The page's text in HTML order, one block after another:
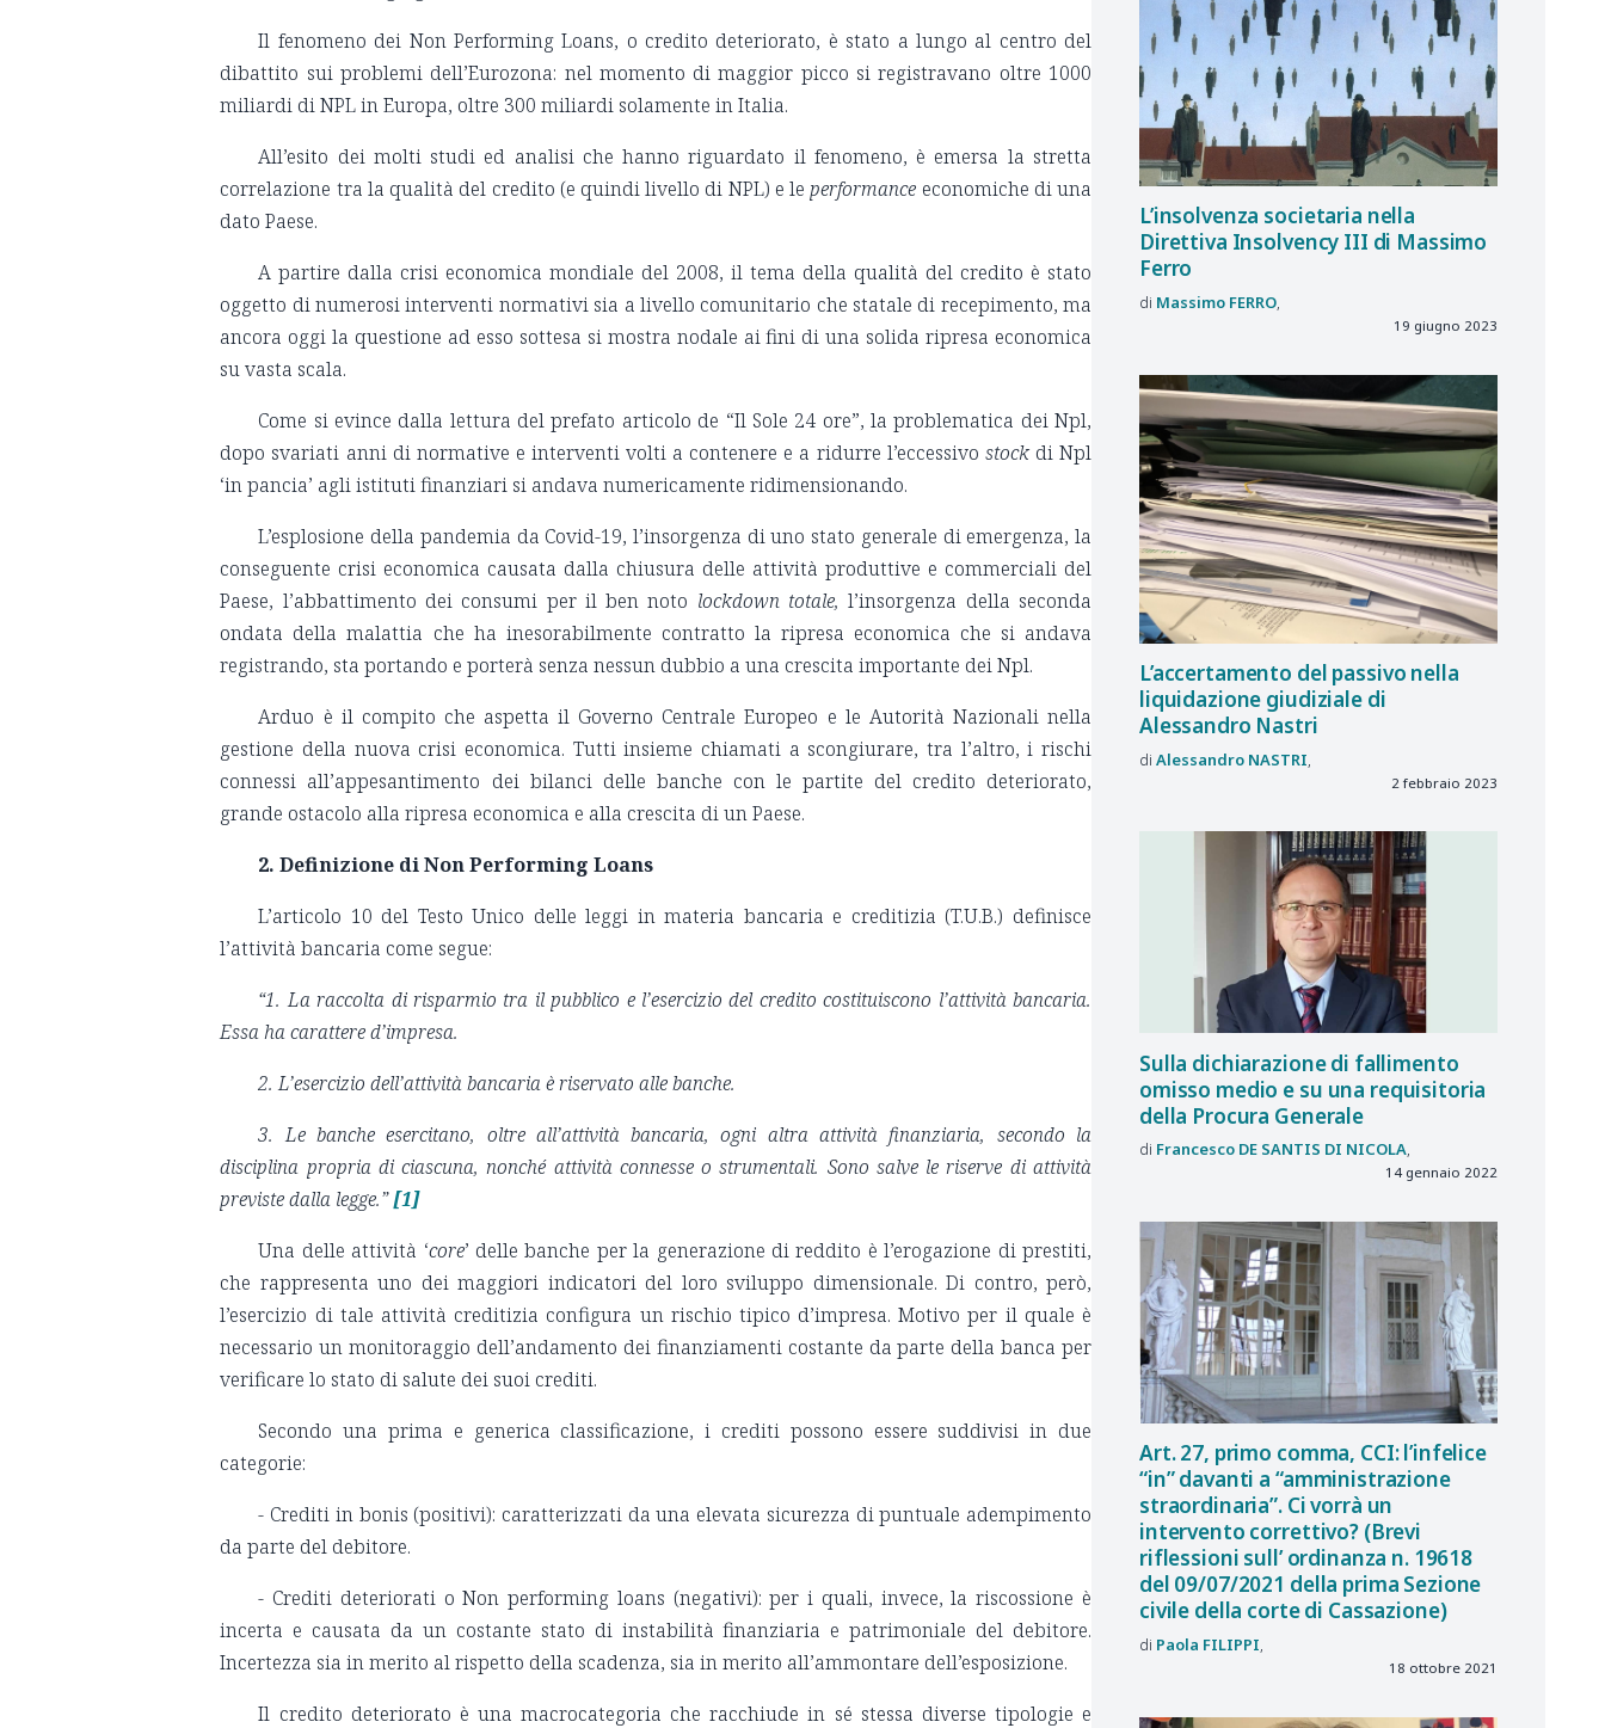
Il fenomeno dei Non Performing Loans, o credito deteriorato, è stato a lungo al centro del
dibattito sui problemi dell’Eurozona: nel momento di maggior picco si registravano oltre 1000
miliardi di NPL in Europa, oltre 300 miliardi solamente in Italia.
All’esito dei molti studi ed analisi che hanno riguardato il fenomeno, è emersa la stretta
correlazione tra la qualità del credito (e quindi livello di NPL) e leperformance economiche di una
dato Paese.
A partire dalla crisi economica mondiale del 2008, il tema della qualità del credito è stato
oggetto di numerosi interventi normativi sia a livello comunitario che statale di recepimento, ma
ancora oggi la questione ad esso sottesa si mostra nodale ai fini di una solida ripresa economica
su vasta scala.
Come si evince dalla lettura del prefato articolo de “Il Sole 24 ore”, la problematica dei Npl,
dopo svariati anni di normative e interventi volti a contenere e a ridurre l’eccessivo stock di Npl
‘in pancia’ agli istituti finanziari si andava numericamente ridimensionando.
L’esplosione della pandemia da Covid-19, l’insorgenza di uno stato generale di emergenza, la
conseguente crisi economica causata dalla chiusura delle attività produttive e commerciali del
Paese, l’abbattimento dei consumi per il ben noto lockdown totale,l’insorgenza della seconda
ondata della malattia che ha inesorabilmente contratto la ripresa economica che si andava
registrando, sta portando e porterà senza nessun dubbio a una crescita importante dei Npl.
Arduo è il compito che aspetta il Governo Centrale Europeo e le Autorità Nazionali nella
gestione della nuova crisi economica. Tutti insieme chiamati a scongiurare, tra l’altro, i rischi
connessi all’appesantimento dei bilanci delle banche con le partite del credito deteriorato,
grande ostacolo alla ripresa economica e alla crescita di un Paese.
2. Definizione di Non Performing Loans
L’articolo 10 del Testo Unico delle leggi in materia bancaria e creditizia (T.U.B.) definisce
l’attività bancaria come segue:
“1. La raccolta di risparmio tra il pubblico e l’esercizio del credito costituiscono l’attività bancaria.
Essa ha carattere d’impresa.
2. L’esercizio dell’attività bancaria è riservato alle banche.
3. Le banche esercitano, oltre all’attività bancaria, ogni altra attività finanziaria, secondo la
disciplina propria di ciascuna, nonché attività connesse o strumentali. Sono salve le riserve di attività
previste dalla legge.”[1]
Una delle attività ‘core’ delle banche per la generazione di reddito è l’erogazione di prestiti,
che rappresenta uno dei maggiori indicatori del loro sviluppo dimensionale. Di contro, però,
l’esercizio di tale attività creditizia configura un rischio tipico d’impresa. Motivo per il quale è
necessario un monitoraggio dell’andamento dei finanziamenti costante da parte della banca per
verificare lo stato di salute dei suoi crediti.
Secondo una prima e generica classificazione, i crediti possono essere suddivisi in due
categorie:
- Crediti in bonis (positivi): caratterizzati da una elevata sicurezza di puntuale adempimento
da parte del debitore.
- Crediti deteriorati o Non performing loans (negativi): per i quali, invece, la riscossione è
incerta e causata da un costante stato di instabilità finanziaria e patrimoniale del debitore.
Incertezza sia in merito al rispetto della scadenza, sia in merito all’ammontare dell’esposizione.
Il credito deteriorato è una macrocategoria che racchiude in sé stessa diverse tipologie e
L’insolvenza societaria nella
Direttiva Insolvency III di Massimo
Ferro
Massimo FERRO
19 giugno 2023
L’accertamento del passivo nella
liquidazione giudiziale di
Alessandro Nastri
Alessandro NASTRI
2 febbraio 2023
Sulla dichiarazione di fallimento
omisso medio e su una requisitoria
della Procura Generale
Francesco DE SANTIS DI NICOLA
14 gennaio 2022
Art. 27, primo comma, CCI: l’infelice
“in” davanti a “amministrazione
straordinaria”. Ci vorrà un
intervento correttivo? (Brevi
riflessioni sull’ ordinanza n. 19618
del 09/07/2021 della prima Sezione
civile della corte di Cassazione)
Paola FILIPPI
18 ottobre 2021